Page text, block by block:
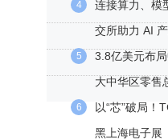
4
连接算力、模
交所助力 AI
5
3.8亿美元布
大中华区零售
6
以“芯”破局！
黑上海电子展